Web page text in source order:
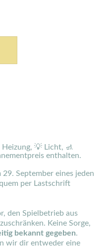
💡 Licht, 🚮
enthalten.
September eines jeden
per Lastschrift
den Spielbetrieb aus
Keine Sorge,
bekannt gegeben.
wir dir entweder eine